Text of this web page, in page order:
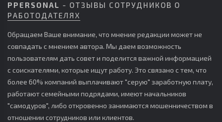
PPERSONAL - ОТЗЫВЫ СОТРУДНИКОВ О
РАБОТОДАТЕЛЯХ
Обращаем Ваше внимание, что мнение редакции может не
совпадать с мнением автора. Мы даем возможность
пользователям дать совет и поделится важной информацией
с соискателями, которые ищут работу. Это связано с тем, что
более 60% компаний выплачивают "серую" заработную плату,
работают семейными подрядами, имеют начальников
"самодуров", либо откровенно занимаются мошенничеством в
отношении сотрудников или клиентов.